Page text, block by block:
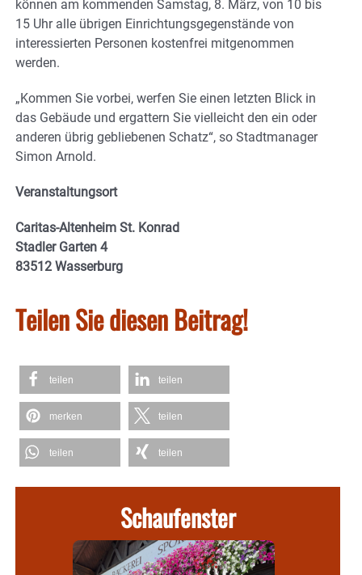
können am kommenden Samstag, 8. März, von 10 bis
15 Uhr alle übrigen Einrichtungsgegenstände von
interessierten Personen kostenfrei mitgenommen
werden.
„Kommen Sie vorbei, werfen Sie einen letzten Blick in
das Gebäude und ergattern Sie vielleicht den ein oder
anderen übrig gebliebenen Schatz“, so Stadtmanager
Simon Arnold.
Veranstaltungsort
Caritas-Altenheim St. Konrad
Stadler Garten 4
83512 Wasserburg
Teilen Sie diesen Beitrag!
teilen teilen
merken teilen
teilen teilen
Schaufenster